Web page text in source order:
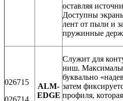
оставляя
Доступны
лент от пыли и
пружинные
026715
026714
ALM-
EDGE
Служит для
ниш.
буквально
затем
профиля,